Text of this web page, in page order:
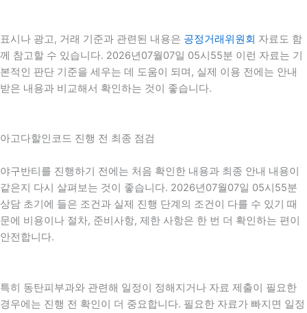
표시나 광고, 거래 기준과 관련된 내용은 공정거래위원회 자료도 함
께 참고할 수 있습니다. 2026년07월07일 05시55분 이런 자료는 기
본적인 판단 기준을 세우는 데 도움이 되며, 실제 이용 전에는 안내
받은 내용과 비교해서 확인하는 것이 좋습니다.
아고다할인코드 진행 전 최종 점검
야구반티를 진행하기 전에는 처음 확인한 내용과 최종 안내 내용이
같은지 다시 살펴보는 것이 좋습니다. 2026년07월07일 05시55분
상담 초기에 들은 조건과 실제 진행 단계의 조건이 다를 수 있기 때
문에 비용이나 절차, 준비사항, 제한 사항은 한 번 더 확인하는 편이
안전합니다.
특히 동탄피부과와 관련해 일정이 정해지거나 자료 제출이 필요한
경우에는 진행 전 확인이 더 중요합니다. 필요한 자료가 빠지면 일정